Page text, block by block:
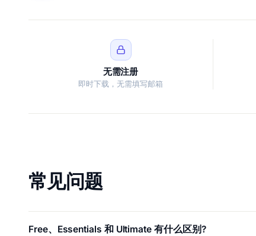
无需注册
即时下载，无需填写邮箱
常见问题
Free、Essentials 和 Ultimate 有什么区别?